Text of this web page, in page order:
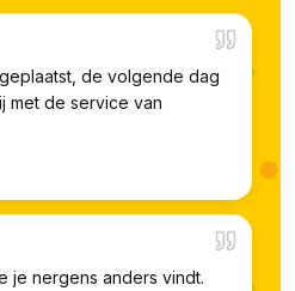
de volgende dag
met de service van
je nergens anders vindt.